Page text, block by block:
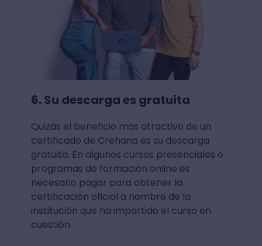
6. Su descarga es gratuita
Quizás el beneficio más atractivo de un
certificado de Crehana es su descarga
gratuita. En algunos cursos presenciales o
programas de formación online es
necesario pagar para obtener la
certificación oficial a nombre de la
institución que ha impartido el curso en
cuestión.